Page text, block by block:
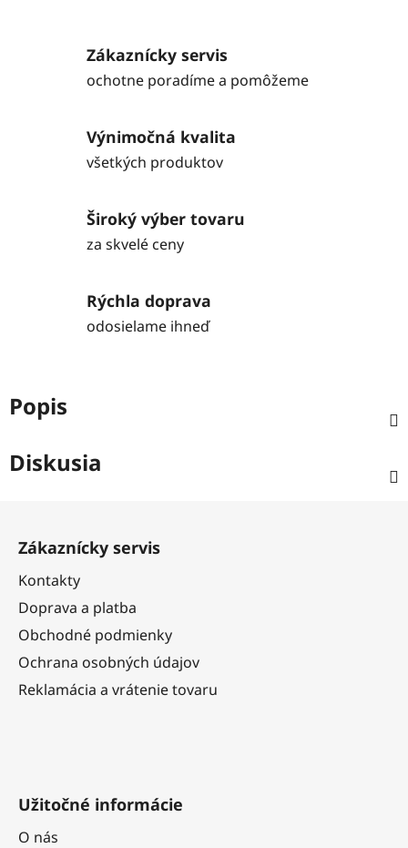
Zákaznícky servis
ochotne poradíme a pomôžeme
Výnimočná kvalita
všetkých produktov
Široký výber tovaru
za skvelé ceny
Rýchla doprava
odosielame ihneď
Popis
Diskusia
Zákaznícky servis
Kontakty
Doprava a platba
Obchodné podmienky
Ochrana osobných údajov
Reklamácia a vrátenie tovaru
Užitočné informácie
O nás